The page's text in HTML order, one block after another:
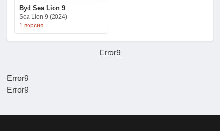
Error9
Byd Sea Lion 9
Sea Lion 9 (2024)
1 версия
Error9
Error9